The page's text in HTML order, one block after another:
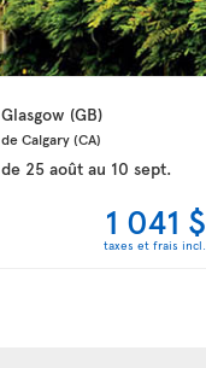
Glasgow (GB)
de Calgary (CA)
de 25 août au 10 sept.
1 041 $
taxes et frais incl.